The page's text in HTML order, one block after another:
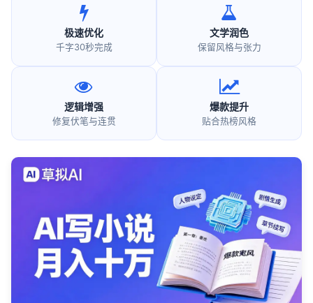
极速优化
千字30秒完成
文学润色
保留风格与张力
逻辑增强
修复伏笔与连贯
爆款提升
贴合热榜风格